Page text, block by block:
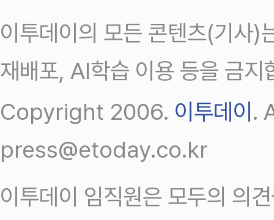
이투데이의 모든 콘텐츠(기사)
재배포, AI학습 이용 등을 금지
Copyright 2006. 이투데이.
press@etoday.co.kr
이투데이 임직원은 모두의 의